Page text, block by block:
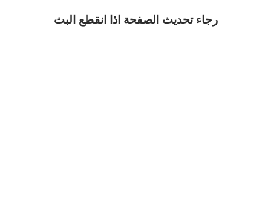
رجاء تحديث الصفحة اذا انقطع البث